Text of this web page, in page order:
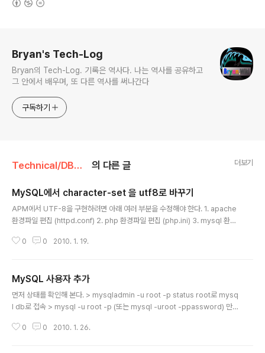
Bryan's Tech-Log
Bryan의 Tech-Log. 기록은 역사다. 나는 역사를 공유하고
그 안에서 배우며, 또 다른 역사를 써나간다
구독하기
Technical/DBMS 의 다른 글 더보기
MySQL에서 character-set 을 utf8로 바꾸기
APM에서 UTF-8을 구현하려면 아래 여러 부분을 수정해야 한다. 1. apache
환경파일 편집 (httpd.conf) 2. php 환경파일 편집 (php.ini) 3. mysql 환경
셋 확인 및 디비생성 6. php 소스코드에 mysql_query("set names utf
conf/httpd.conf 에서 캐릭터셋 수정 /*------------ AddDefaultChars
et UTF-8 2. /etc/php.ini 에서 캐릭터셋 ..
0 0 2010. 1. 19.
MySQL 사용자 추가
먼저 상태를 확인해 본다. > mysqladmin -u root -p status root로 mysq
l db로 접속 > mysql -u root -p (또는 mysql -uroot -ppassword) 만약
password('root-password') where user = 'root'; 를 수행한다 사용자
0 0 2010. 1. 26.